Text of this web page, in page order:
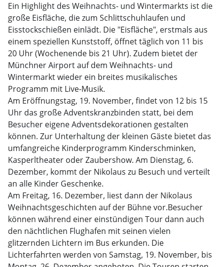
Ein Highlight des Weihnachts- und Wintermarkts ist die
große Eisfläche, die zum Schlittschuhlaufen und
Eisstockschießen einlädt. Die "Eisfläche", erstmals aus
einem speziellen Kunststoff, öffnet täglich von 11 bis
20 Uhr (Wochenende bis 21 Uhr). Zudem bietet der
Münchner Airport auf dem Weihnachts- und
Wintermarkt wieder ein breites musikalisches
Programm mit Live-Musik.
Am Eröffnungstag, 19. November, findet von 12 bis 15
Uhr das große Adventskranzbinden statt, bei dem
Besucher eigene Adventsdekorationen gestalten
können. Zur Unterhaltung der kleinen Gäste bietet das
umfangreiche Kinderprogramm Kinderschminken,
Kasperltheater oder Zaubershow. Am Dienstag, 6.
Dezember, kommt der Nikolaus zu Besuch und verteilt
an alle Kinder Geschenke.
Am Freitag, 16. Dezember, liest dann der Nikolaus
Weihnachtsgeschichten auf der Bühne vor.Besucher
können während einer einstündigen Tour dann auch
den nächtlichen Flughafen mit seinen vielen
glitzernden Lichtern im Bus erkunden. Die
Lichterfahrten werden von Samstag, 19. November, bis